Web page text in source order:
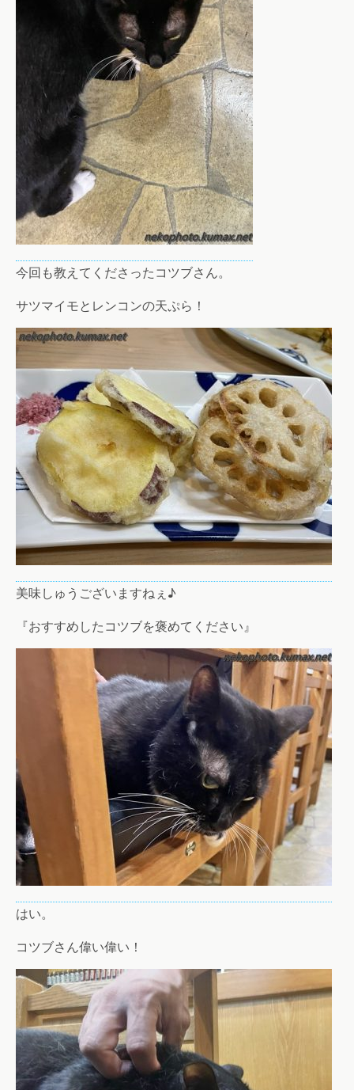
今回も教えてくださったコツブさん。
サツマイモとレンコンの天ぷら！
美味しゅうございますねぇ♪
『おすすめしたコツブを褒めてください』
はい。
コツブさん偉い偉い！